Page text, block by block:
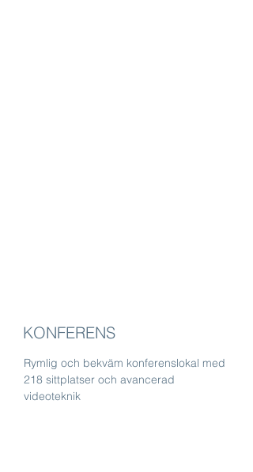
KONFERENS
Rymlig och bekväm konferenslokal med
218 sittplatser och avancerad
videoteknik